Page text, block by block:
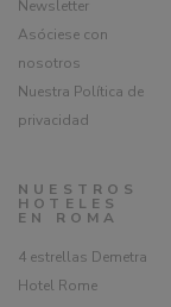
Newsletter
Asóciese con
nosotros
Nuestra Política de
privacidad
NUESTROS
HOTELES
EN ROMA
4 estrellas Demetra
Hotel Rome